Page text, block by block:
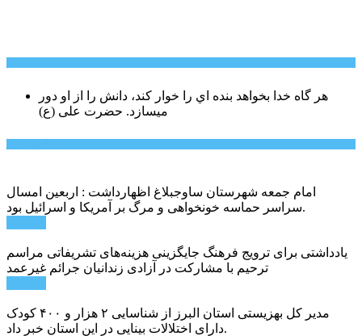
هر گاه خدا بخواهد بنده اي را خوار كند، دانش را از او دور
میسازد. حضرت علی (ع)
امام جمعه شهرستان ساوجبلاغ اظهارداشت : اربعین امسال
سراسر حماسه خونخواهی و مرگ بر آمریکا و اسرائیل بود.
یادداشتی برای ترویج فرهنگ جایگزینی هزینه‌های تشریفاتی مراسم
ترحیم با مشارکت در آزادی زندانیان جرائم غیرعمد
مدیر کل بهزیستی استان البرز از شناسایی ۲ هزار و ۴۰۰ کودک
دارای اختلالات بینایی در این استان خبر داد.